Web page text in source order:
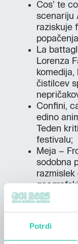
Potrdi
Cos’ te
scenariju
raziskuje
La
Lorenza
čistilcev
Confini,
edino
Teden
festivalu;
Meja –
sodobna
razmislek
Vivere
L’estate